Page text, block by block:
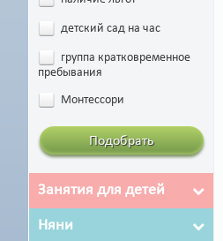
детский сад на час
группа кратковременное
пребывания
Монтессори
Подобрать
Занятия для детей
Няни